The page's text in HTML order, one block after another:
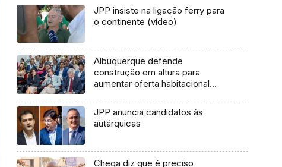
JPP insiste na ligação ferry para
o continente (vídeo)
Albuquerque defende
construção em altura para
aumentar oferta habitacional
JPP anuncia candidatos às
autárquicas
Chega diz que é preciso